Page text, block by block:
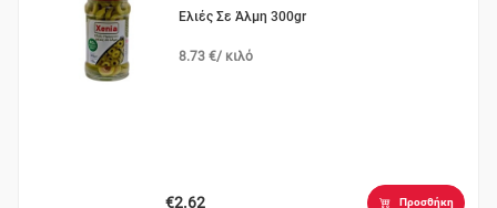
Ελιές Σε Άλμη 300gr
8.73 €/ κιλό
€2.62 Προσθήκη